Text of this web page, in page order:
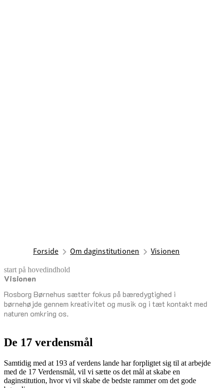
Forside Om daginstitutionen Visionen
start på hovedindhold
Visionen
Rosborg Børnehus sætter fokus på bæredygtighed i
børnehøjde gennem kreativitet og musik og i tæt kontakt med
naturen omkring os.
senest opdateret 19. november 2025
De 17 verdensmål
Samtidig med at 193 af verdens lande har forpligtet sig til at arbejde
med de 17 Verdensmål, vil vi sætte os det mål at skabe en
daginstitution, hvor vi vil skabe de bedste rammer om det gode